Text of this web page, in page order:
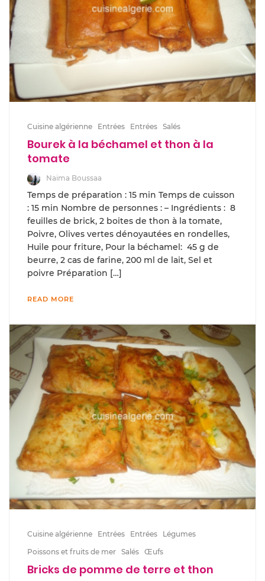
Cuisine algérienne Entrées Entrées Salés
Bourek à la béchamel et thon à la
tomate
Naima Boussaa
Temps de préparation : 15 min Temps de cuisson
: 15 min Nombre de personnes : – Ingrédients : 8
feuilles de brick, 2 boites de thon à la tomate,
Poivre, Olives vertes dénoyautées en rondelles,
Huile pour friture, Pour la béchamel: 45 g de
beurre, 2 cas de farine, 200 ml de lait, Sel et
poivre Préparation […]
READ MORE
Cuisine algérienne Entrées Entrées
Légumes
Poissons et fruits de mer Salés Œufs
Bricks de pomme de terre et thon